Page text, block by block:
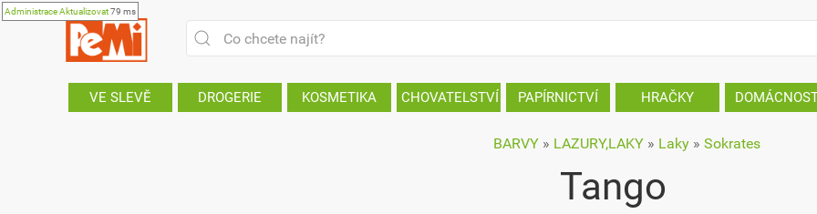
AdministraceAktualizovat79 ms
VE SLEVĚ DROGERIE KOSMETIKA CHOVATELSTVÍ PAPÍRNICTVÍ HRAČKY
BARVY» LAZURY,LAKY» Laky» Sokrates
Tango